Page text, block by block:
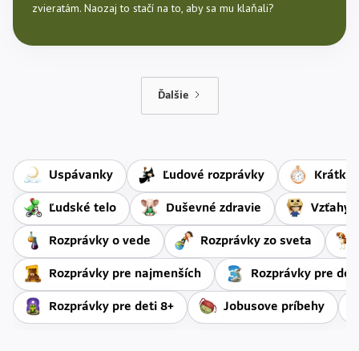
zvieratám. Naozaj to stačí na to, aby sa mu klaňali?
Ďalšie
Uspávanky Ľudové rozprávky Krátke
Ľudské telo Duševné zdravie Vzťahy
Rozprávky o vede Rozprávky zo sveta
Rozprávky pre najmenších Rozprávky pre
Rozprávky pre deti 8+ Jobusove príbehy